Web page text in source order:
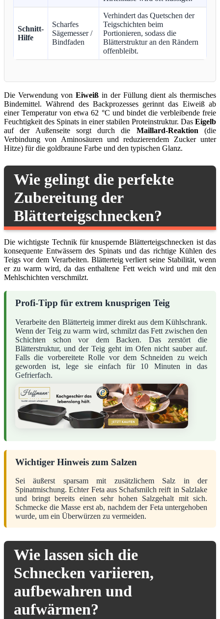
Schnitt-
Hilfe
Scharfes
Sägemesser /
Bindfaden
Verhindert das Quetschen der
Teigschichten beim
Portionieren, sodass die
Blätterstruktur an den Rändern
offenbleibt.
Die Verwendung von Eiweiß in der Füllung dient als thermisches
Bindemittel. Während des Backprozesses gerinnt das Eiweiß ab
einer Temperatur von etwa 62 °C und bindet die verbleibende freie
Feuchtigkeit des Spinats in einer stabilen Proteinstruktur. Das Eigelb
auf der Außenseite sorgt durch die Maillard-Reaktion (die
Verbindung von Aminosäuren und reduzierendem Zucker unter
Hitze) für die goldbraune Farbe und den typischen Glanz.
Wie gelingt die perfekte
Zubereitung der
Blätterteigschnecken?
Die wichtigste Technik für knuspernde Blätterteigschnecken ist das
konsequente Entwässern des Spinats und das richtige Kühlen des
Teigs vor dem Verarbeiten. Blätterteig verliert seine Stabilität, wenn
er zu warm wird, da das enthaltene Fett weich wird und mit den
Mehlschichten verschmilzt.
Profi-Tipp für extrem knusprigen Teig
Verarbeite den Blätterteig immer direkt aus dem Kühlschrank.
Wenn der Teig zu warm wird, schmilzt das Fett zwischen den
Schichten schon vor dem Backen. Das zerstört die
Blätterstruktur, und der Teig geht im Ofen nicht sauber auf.
Falls die vorbereitete Rolle vor dem Schneiden zu weich
geworden ist, lege sie einfach für 10 Minuten in das
Gefrierfach.
Wichtiger Hinweis zum Salzen
Sei äußerst sparsam mit zusätzlichem Salz in der
Spinatmischung. Echter Feta aus Schafsmilch reift in Salzlake
und bringt bereits einen sehr hohen Salzgehalt mit sich.
Schmecke die Masse erst ab, nachdem der Feta untergehoben
wurde, um ein Überwürzen zu vermeiden.
Wie lassen sich die
Schnecken variieren,
aufbewahren und
aufwärmen?